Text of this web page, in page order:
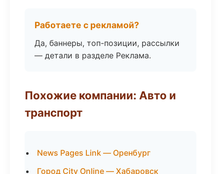
Работаете с рекламой?
Да, баннеры, топ-позиции, рассылки
— детали в разделе Реклама.
Похожие компании: Авто и
транспорт
News Pages Link — Оренбург
Город City Online — Хабаровск